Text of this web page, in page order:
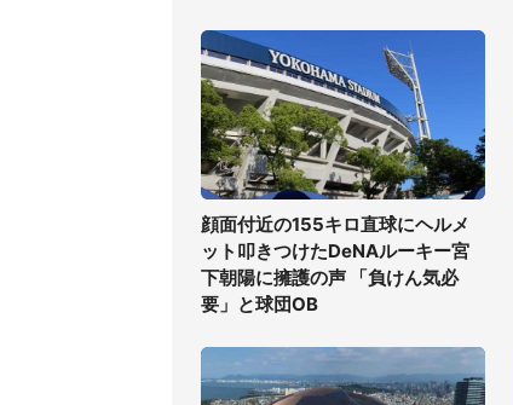
顔面付近の155キロ直球にヘルメ
ット叩きつけたDeNAルーキー宮
下朝陽に擁護の声 「負けん気必
要」と球団OB